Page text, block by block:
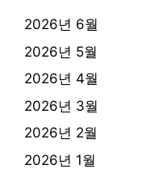
2026년 6월
2026년 5월
2026년 4월
2026년 3월
2026년 2월
2026년 1월